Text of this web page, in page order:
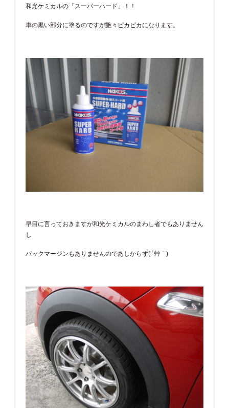
和光ケミカルの「スーパーハード」！！
車の黒い部分に塗るのですが艶々ピカピカになります。
早目に言っておきますが和光ケミカルのまわし者でもありません
し
バックマージンもありませんのであしからず( ´艸｀)